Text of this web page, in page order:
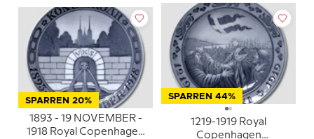
SPARREN 20%
1893 - 19 NOVEMBER -
1918 Royal Copenhagen
SPARREN 44%
1219-1919 Royal
Copenhagen